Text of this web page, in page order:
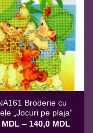
Broderie cu
„Jocuri pe plaja”
MDL – 140,0 MDL